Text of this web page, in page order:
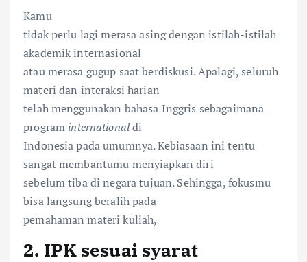
Kamu
tidak perlu lagi merasa asing dengan istilah-istilah
akademik internasional
atau merasa gugup saat berdiskusi. Apalagi, seluruh
materi dan interaksi harian
telah menggunakan bahasa Inggris sebagaimana
program internationaldi
Indonesia pada umumnya. Kebiasaan ini tentu
sangat membantumu menyiapkan diri
sebelum tiba di negara tujuan. Sehingga, fokusmu
bisa langsung beralih pada
pemahaman materi kuliah,
2. IPK sesuai syarat